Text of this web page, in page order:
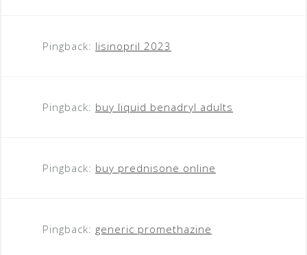
Pingback: lisinopril 2023
Pingback: buy liquid benadryl adults
Pingback: buy prednisone online
Pingback: generic promethazine